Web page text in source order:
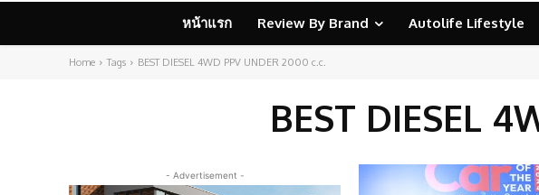
หน้าแรก Review By Brand Autolife Lifestyle
Home Tags BEST DIESEL 4WD PPV UNDER 2000 c.c.
BEST DIESEL
- Advertisement -